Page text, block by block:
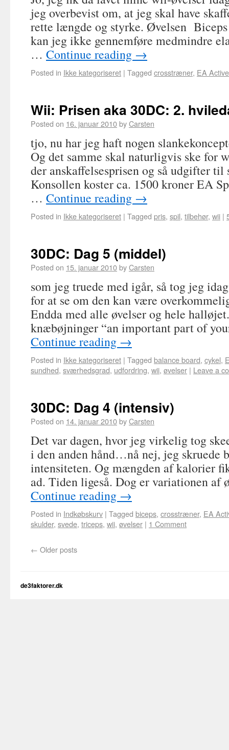
jeg overbevist om, at jeg skal have
rette længde og styrke. Øvelsen
kan jeg ikke gennemføre medmindre
… Continue reading →
Posted in Ikke kategoriseret | Tagged crosstræner, EA Active
Wii: Prisen aka 30DC: 2.
Posted on 16. januar 2010byCarsten
tjo, nu har jeg haft nogen
Og det samme skal naturligvis ske for
der anskaffelsesprisen og så udgifter
Konsollen koster ca. 1500 kroner EA
… Continue reading →
Posted in Ikke kategoriseret | Tagged pris, spil, tilbehør, wii |
30DC: Dag 5 (middel)
Posted on 15. januar 2010byCarsten
som jeg truede med igår, så tog jeg
for at se om den kan være
Endda med alle øvelser og hele
knæbøjninger “an important part of
Continue reading →
Posted in Ikke kategoriseret | Tagged balance board, cykel,
sundhed, sværhedsgrad, udfordring, wii, øvelser | Leave a
30DC: Dag 4 (intensiv)
Posted on 14. januar 2010byCarsten
Det var dagen, hvor jeg virkelig tog
i den anden hånd…nå nej, jeg skruede
intensiteten. Og mængden af kalorier
ad. Tiden ligeså. Dog er variationen
Continue reading →
Posted in Indkøbskurv | Tagged biceps, crosstræner, EA
skulder, svede, triceps, wii, øvelser | 1 Comment
← Older posts
de3faktorer.dk